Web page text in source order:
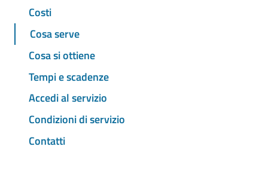
Costi
Cosa serve
Cosa si ottiene
Tempi e scadenze
Accedi al servizio
Condizioni di servizio
Contatti